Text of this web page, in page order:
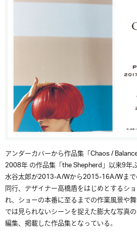
アンダーカバーから作品集「Chaos /
2008年 の作品集「the Shepherd」以来9年
水谷太郎が2013-A/Wから2015-16A/Wま
同行、デザイナー高橋盾をはじめとするシ
れ、ショーの本番に至るまでの作業風景や
では見られないシーンを捉えた膨大な写真
編集、掲載した作品集となっている。